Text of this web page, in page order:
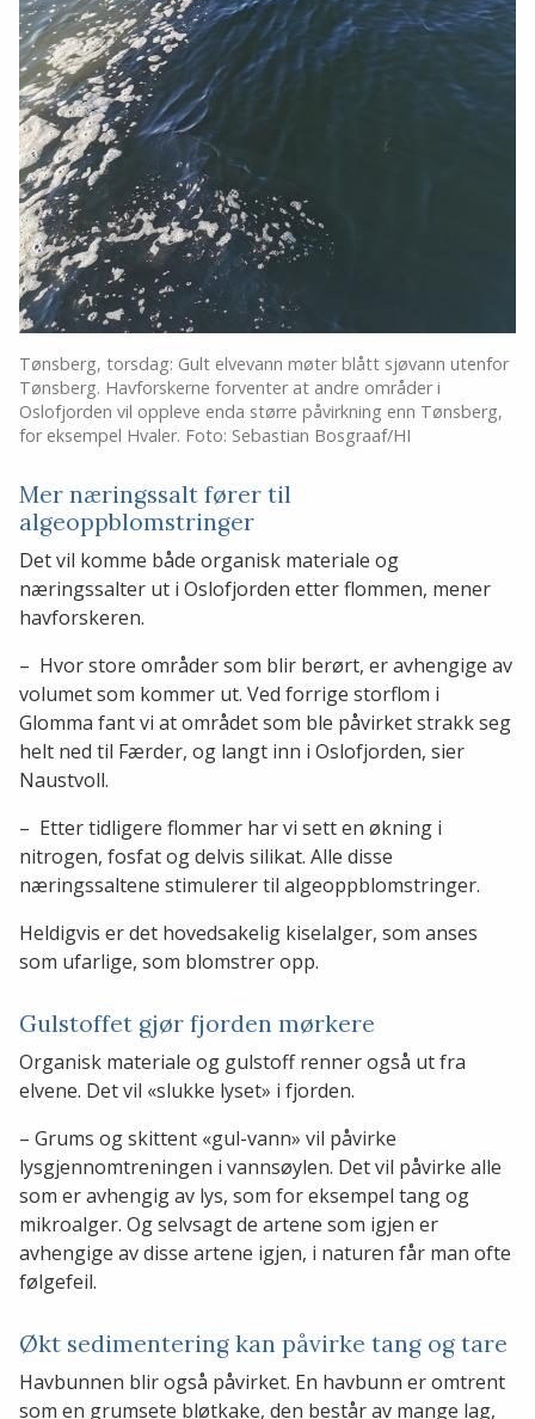
Tønsberg, torsdag: Gult elvevann møter blått sjøvann utenfor
Tønsberg. Havforskerne forventer at andre områder i
Oslofjorden vil oppleve enda større påvirkning enn Tønsberg,
for eksempel Hvaler. Foto: Sebastian Bosgraaf/HI
Mer næringssalt fører til
algeoppblomstringer
Det vil komme både organisk materiale og
næringssalter ut i Oslofjorden etter flommen, mener
havforskeren.
– Hvor store områder som blir berørt, er avhengige av
volumet som kommer ut. Ved forrige storflom i
Glomma fant vi at området som ble påvirket strakk seg
helt ned til Færder, og langt inn i Oslofjorden, sier
Naustvoll.
– Etter tidligere flommer har vi sett en økning i
nitrogen, fosfat og delvis silikat. Alle disse
næringssaltene stimulerer til algeoppblomstringer.
Heldigvis er det hovedsakelig kiselalger, som anses
som ufarlige, som blomstrer opp.
Gulstoffet gjør fjorden mørkere
Organisk materiale og gulstoff renner også ut fra
elvene. Det vil «slukke lyset» i fjorden.
– Grums og skittent «gul-vann» vil påvirke
lysgjennomtreningen i vannsøylen. Det vil påvirke alle
som er avhengig av lys, som for eksempel tang og
mikroalger. Og selvsagt de artene som igjen er
avhengige av disse artene igjen, i naturen får man ofte
følgefeil.
Økt sedimentering kan påvirke tang og tare
Havbunnen blir også påvirket. En havbunn er omtrent
som en grumsete bløtkake, den består av mange lag,